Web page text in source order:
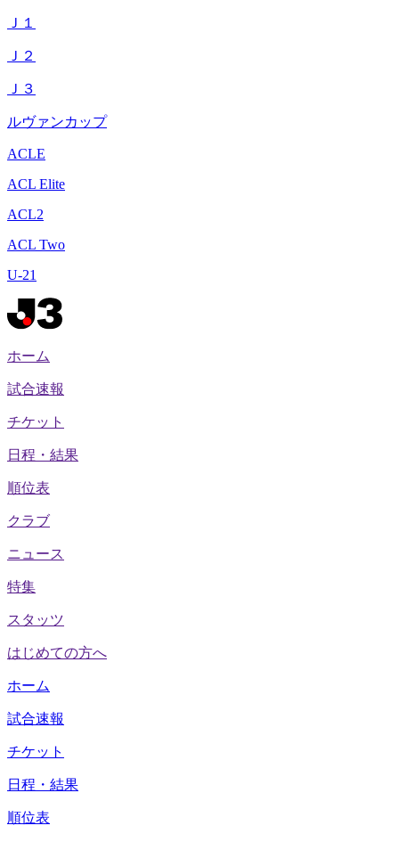
Ｊ１
Ｊ２
Ｊ３
ルヴァンカップ
ACLE
ACL Elite
ACL2
ACL Two
U-21
ホーム
試合速報
チケット
日程・結果
順位表
クラブ
ニュース
特集
スタッツ
はじめての方へ
ホーム
試合速報
チケット
日程・結果
順位表